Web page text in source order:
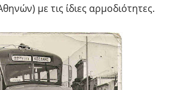
με τις ίδιες αρμοδιότητες.